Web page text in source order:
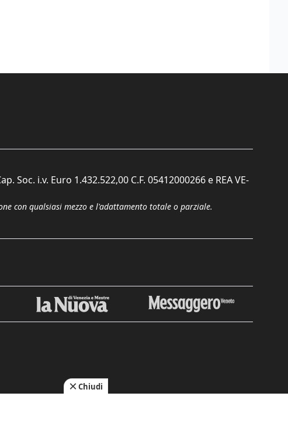
Soc. i.v. Euro 1.432.522,00 C.F. 05412000266 e REA VE-
con qualsiasi mezzo e l'adattamento totale o parziale.
Chiudi